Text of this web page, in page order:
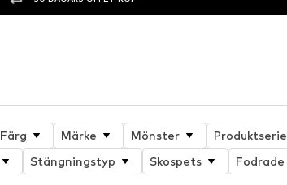
Färg Märke Mönster Produktserie
Stängningstyp Skospets Fodrade